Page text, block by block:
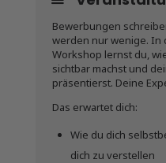
Bewerbungen
werden nur wenige. In
Workshop lernst du,
sichtbar machst und
präsentierst. Deine
Das erwartet dich:
Wie du dich
dich zu verstellen